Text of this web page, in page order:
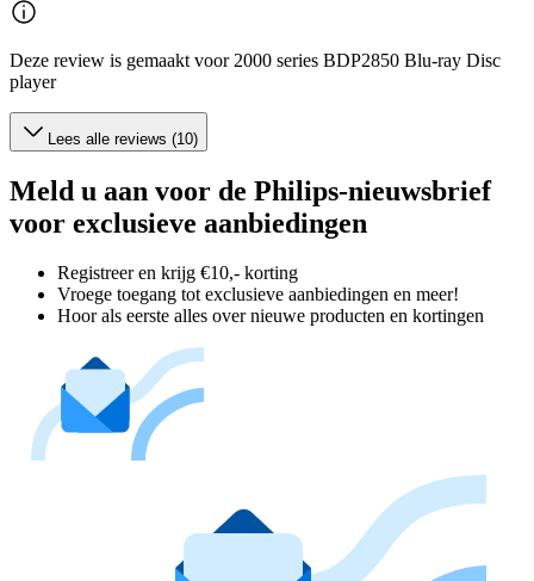
Deze review is gemaakt voor 2000 series BDP2850 Blu-ray Disc
player
Lees alle reviews (10)
Meld u aan voor de Philips-nieuwsbrief
voor exclusieve aanbiedingen
Registreer en krijg €10,- korting
Vroege toegang tot exclusieve aanbiedingen en meer!
Hoor als eerste alles over nieuwe producten en kortingen